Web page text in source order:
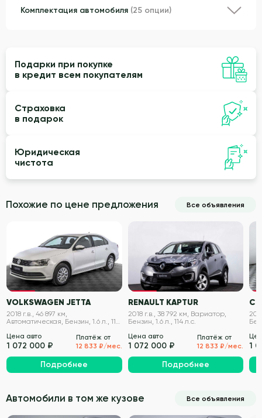
Комплектация автомобиля (25 опции)
Подарки при покупке
в кредит всем покупателям
Страховка
в подарок
Юридическая
чистота
Похожие по цене предложения Все объявления
VIN проверен
VOLKSWAGEN JETTA
2018 г.в., 46 897 км,
Автоматическая, Бензин, 1.6 л., 110
Цена авто
1 072 000 ₽
Платёж от
12 833 ₽/мес.
Подробнее
VIN проверен
RENAULT KAPTUR
2018 г.в., 38 792 км, Вариатор,
Бензин, 1.6 л., 114 л.с.
Цена авто
1 072 000 ₽
Платёж от
12 833 ₽/мес.
Подробнее
1
Автомобили в том же кузове Все объявления